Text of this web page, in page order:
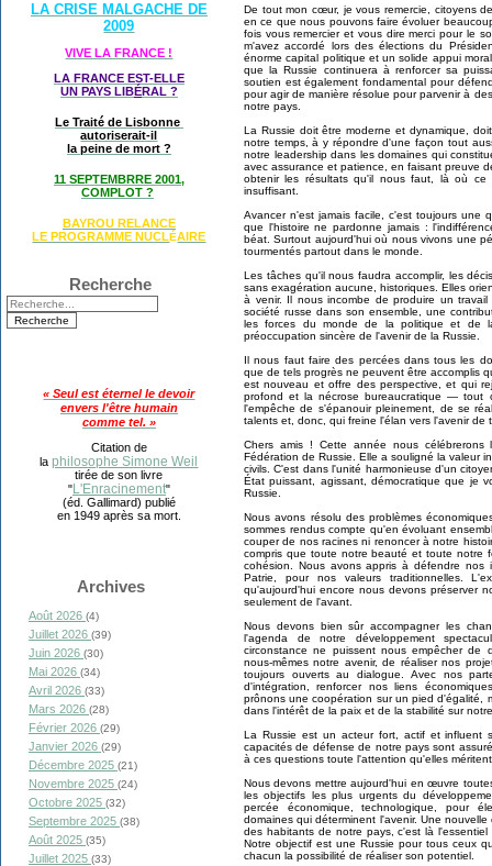
LA CRISE MALGACHE DE
2009
VIVE LA FRANCE !
LA FRANCE EST-ELLE
UN PAYS LIBÉRAL ?
Le Traité de Lisbonne
autoriserait-il
la peine de mort ?
11 SEPTEMBRRE 2001,
COMPLOT ?
BAYROU RELANCE
LE PROGRAMME NUCLÉAIRE
Recherche
« Seul est éternel le devoir
envers l'être humain
comme tel. »
Citation de
laphilosophe Simone Weil
tirée de son livre
"L'Enracinement"
(éd. Gallimard) publié
en 1949 après sa mort.
Archives
Août 2026 (4)
Juillet 2026 (39)
Juin 2026 (30)
Mai 2026 (34)
Avril 2026 (33)
Mars 2026 (28)
Février 2026 (29)
Janvier 2026 (29)
Décembre 2025 (21)
Novembre 2025 (24)
Octobre 2025 (32)
Septembre 2025 (38)
Août 2025 (35)
Juillet 2025 (33)
De tout mon cœur, je vous remercie, citoyens
en ce que nous pouvons faire évoluer
fois vous remercier et vous dire merci pour le
m'avez accordé lors des élections du
énorme capital politique et un solide appui
que la Russie continuera à renforcer sa
soutien est également fondamental pour
pour agir de manière résolue pour parvenir à
notre pays.
La Russie doit être moderne et dynamique,
notre temps, à y répondre d'une façon tout
notre leadership dans les domaines qui
avec assurance et patience, en faisant preuve
obtenir les résultats qu'il nous faut, là où
insuffisant.
Avancer n'est jamais facile, c'est toujours une
que l'histoire ne pardonne jamais :
béat. Surtout aujourd'hui où nous vivons une
tourmentés partout dans le monde.
Les tâches qu'il nous faudra accomplir, les
sans exagération aucune, historiques. Elles
à venir. Il nous incombe de produire un
société russe dans son ensemble, une
les forces du monde de la politique et de
préoccupation sincère de l'avenir de la Russie.
Il nous faut faire des percées dans tous les
que de tels progrès ne peuvent être accomplis
est nouveau et offre des perspective, et qui
profond et la nécrose bureaucratique — tout
l'empêche de s'épanouir pleinement, de se
talents et, donc, qui freine l'élan vers l'avenir de
Chers amis ! Cette année nous
Fédération de Russie. Elle a souligné la valeur
civils. C'est dans l'unité harmonieuse d'un
État puissant, agissant, démocratique que je
Russie.
Nous avons résolu des problèmes
sommes rendus compte qu'en évoluant
couper de nos racines ni renoncer à notre
compris que toute notre beauté et toute notre
cohésion. Nous avons appris à défendre
Patrie, pour nos valeurs traditionnelles.
qu'aujourd'hui encore nous devons préserver
seulement de l'avant.
Nous devons bien sûr accompagner les
l'agenda de notre développement
circonstance ne puissent nous empêcher de
nous-mêmes notre avenir, de réaliser nos
toujours ouverts au dialogue. Avec nos
d'intégration, renforcer nos liens
prônons une coopération sur un pied d'égalité,
dans l'intérêt de la paix et de la stabilité sur
La Russie est un acteur fort, actif et influent
capacités de défense de notre pays sont
à ces questions toute l'attention qu'elles
Nous devons mettre aujourd'hui en œuvre
les objectifs les plus urgents du
percée économique, technologique, pour
domaines qui déterminent l'avenir. Une
des habitants de notre pays, c'est là
Notre objectif est une Russie pour tous ceux
chacun la possibilité de réaliser son potentiel.